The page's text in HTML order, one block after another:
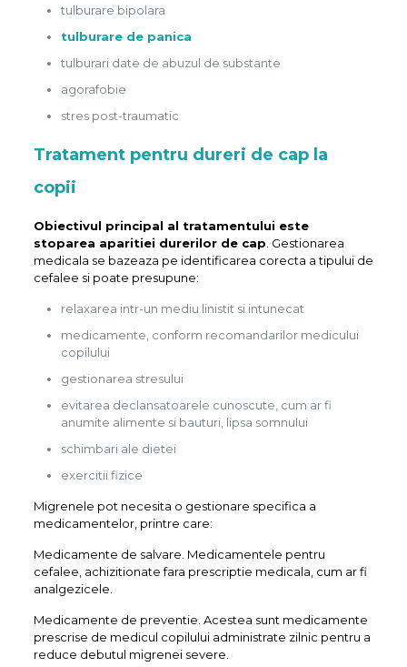
tulburare bipolara
tulburare de panica
tulburari date de abuzul de substante
agorafobie
stres post-traumatic
Tratament pentru dureri de cap la
copii
Obiectivul principal al tratamentului este
stoparea aparitiei durerilor de cap . Gestionarea
medicala se bazeaza pe identificarea corecta a tipului de
cefalee si poate presupune:
relaxarea intr-un mediu linistit si intunecat
medicamente, conform recomandarilor medicului
copilului
gestionarea stresului
evitarea declansatoarele cunoscute, cum ar fi
anumite alimente si bauturi, lipsa somnului
schimbari ale dietei
exercitii fizice
Migrenele pot necesita o gestionare specifica a
medicamentelor, printre care:
Medicamente de salvare. Medicamentele pentru
cefalee, achizitionate fara prescriptie medicala, cum ar fi
analgezicele.
Medicamente de preventie. Acestea sunt medicamente
prescrise de medicul copilului administrate zilnic pentru a
reduce debutul migrenei severe.